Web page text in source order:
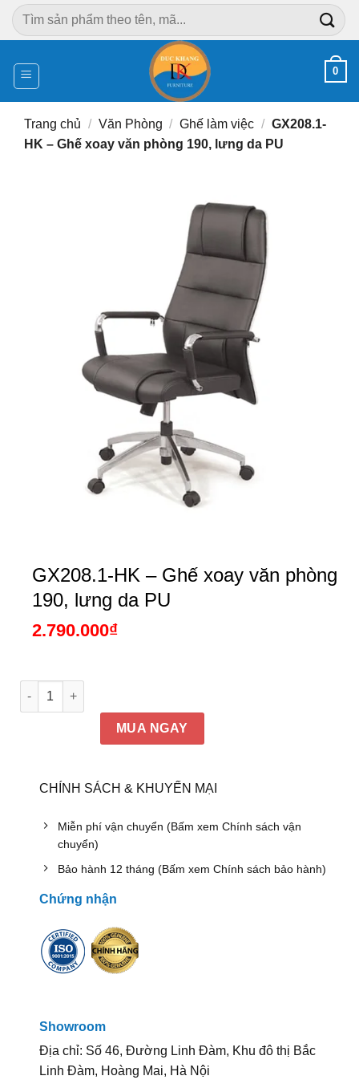
Chuyển
đến
dung
Tìm
kiếm:
0
Trang chủ / Văn Phòng / Ghế làm việc / GX208.1-
HK – Ghế xoay văn phòng 190, lưng da PU
GX208.1-HK – Ghế xoay văn phòng
190, lưng da PU
2.790.000₫
GX208.1-HK - Ghế xoay văn phòng 190, lưng da PU số lượng
MUA NGAY
CHÍNH SÁCH & KHUYẾN MẠI
Miễn phí vận chuyển (Bấm xem Chính sách vận
chuyển)
Bảo hành 12 tháng (Bấm xem Chính sách bảo hành)
Chứng nhận
Showroom
Địa chỉ: Số 46, Đường Linh Đàm, Khu đô thị Bắc
Linh Đàm, Hoàng Mai, Hà Nội